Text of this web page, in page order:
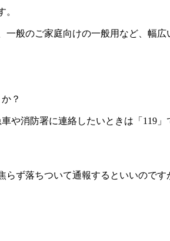
。
般のご家庭向けの一般用など、幅広
？
や消防署に連絡したいときは「119
らず落ちついて通報するといいので